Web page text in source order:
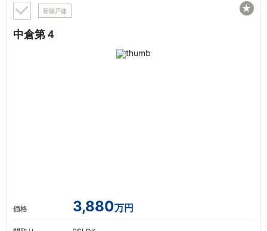
新築戸建
中倉第４
価格 3,880万円
★